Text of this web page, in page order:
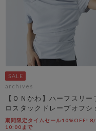
archives
【ＯＮかわ】ハーフスリー
ロスタックドレープオフシ
ＴＯＰＳ
期間限定タイムセール10%OFF!
10:00まで